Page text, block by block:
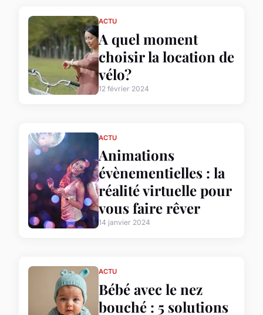
ACTU
A quel moment
choisir la location de
vélo?
12 février 2024
ACTU
Animations
évènementielles : la
réalité virtuelle pour
vous faire rêver
14 janvier 2024
ACTU
Bébé avec le nez
bouché : 5 solutions